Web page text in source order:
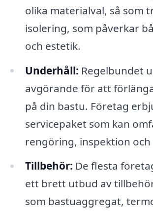
olika materialval, så som
isolering, som påverkar
och estetik.
Underhåll: Regelbundet
avgörande för att
på din bastu. Företag
servicepaket som kan
rengöring, inspektion
Tillbehör: De flesta
ett brett utbud av
som bastuaggregat,